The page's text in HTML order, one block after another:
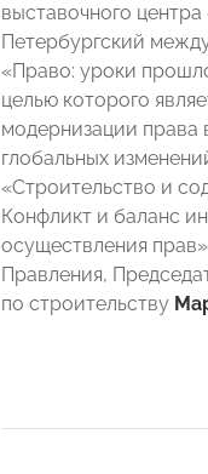
выставочного
Петербургский
«Право: уроки
целью которого
модернизации права
глобальных
«Строительство и
Конфликт и баланс
осуществления
Правления,
по строительству